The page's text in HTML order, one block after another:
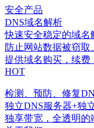
安全产品
DNS域名解析
快速安全稳定的域名
防止网站数据被窃取
提供域名购买，续费
HOT
检测、预防、修复
独立DNS服务器+独
独享带宽，全透明的